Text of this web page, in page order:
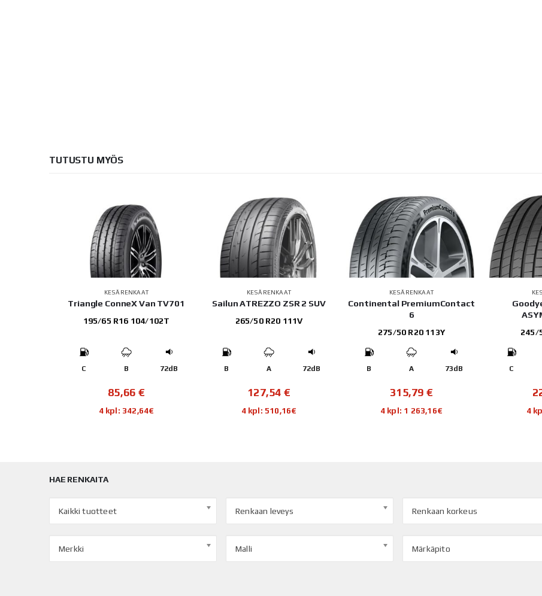
TUTUSTU MYÖS
KESÄRENKAAT
Triangle ConneX Van TV701
195/65 R16 104/102T
C B 72dB
85,66 €
4 kpl: 342,64€
KESÄRENKAAT
Sailun ATREZZO ZSR 2 SUV
265/50 R20 111V
B A 72dB
127,54 €
4 kpl: 510,16€
KESÄRENKAAT
Continental PremiumContact
6
275/50 R20 113Y
B A 73dB
315,79 €
4 kpl: 1 263,16€
245/
C
4
HAE RENKAITA
Kaikki tuotteet Renkaan leveys Renkaan korkeus
Merkki Malli Märkäpito